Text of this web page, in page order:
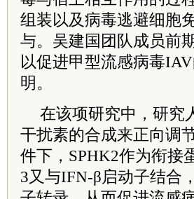
组装以及病毒逃避细胞
与。吴建国团队成员前
以促进甲型流感病毒
明。
在该项研究中，研究
干扰素的合成来正向调
件下，SPHK2作为衔接
3又与IFN-β启动子结合